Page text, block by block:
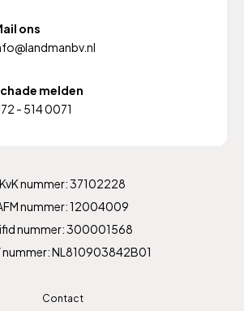
ons
melden
- 514 0071
KvK nummer: 37102228
nummer: 12004009
nummer: 300001568
nummer: NL810903842B01
Contact